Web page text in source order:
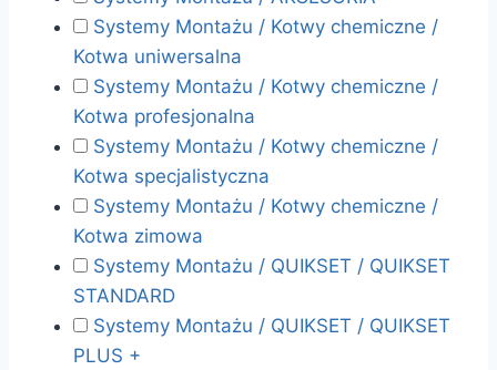
Systemy Montażu / Kotwy chemiczne /
Kotwa uniwersalna
Systemy Montażu / Kotwy chemiczne /
Kotwa profesjonalna
Systemy Montażu / Kotwy chemiczne /
Kotwa specjalistyczna
Systemy Montażu / Kotwy chemiczne /
Kotwa zimowa
Systemy Montażu / QUIKSET / QUIKSET
STANDARD
Systemy Montażu / QUIKSET / QUIKSET
PLUS +